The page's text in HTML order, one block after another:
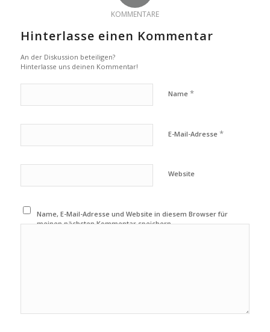
KOMMENTARE
Hinterlasse einen Kommentar
An der Diskussion beteiligen?
Hinterlasse uns deinen Kommentar!
Name *
E-Mail-Adresse *
Website
Name, E-Mail-Adresse und Website in diesem Browser für
meinen nächsten Kommentar speichern.